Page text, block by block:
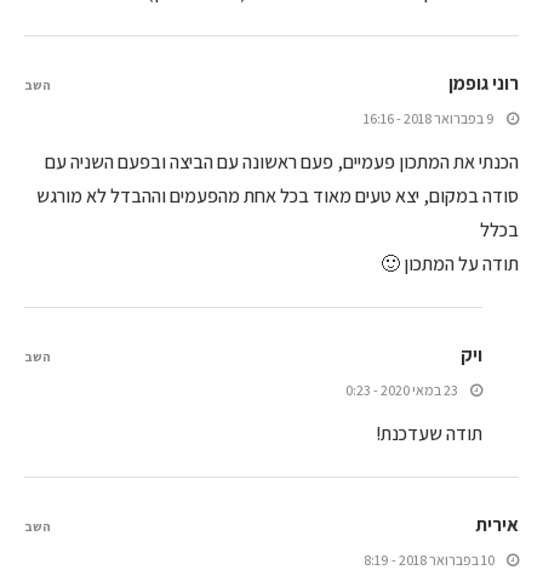
רוני גופמן
9 בפברואר 2018 - 16:16
הכנתי את המתכון פעמיים, פעם ראשונה עם הביצה ובפעם השניה עם
סודה במקום, יצא טעים מאוד בכל אחת מהפעמים וההבדל לא מורגש
בכלל
תודה על המתכון 🙂
השב
ויק
23 במאי 2020 - 0:23
תודה שעדכנת!
השב
אירית
10 בפברואר 2018 - 8:19
השב